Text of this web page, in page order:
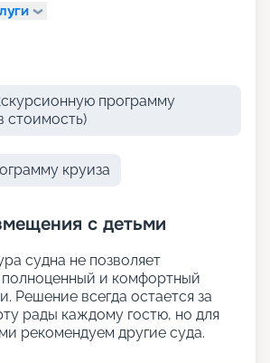
программу
стоимость)
круиза
с детьми
судна не позволяет
полноценный и комфортный
Решение всегда остается за
рады каждому гостю, но для
рекомендуем другие суда.